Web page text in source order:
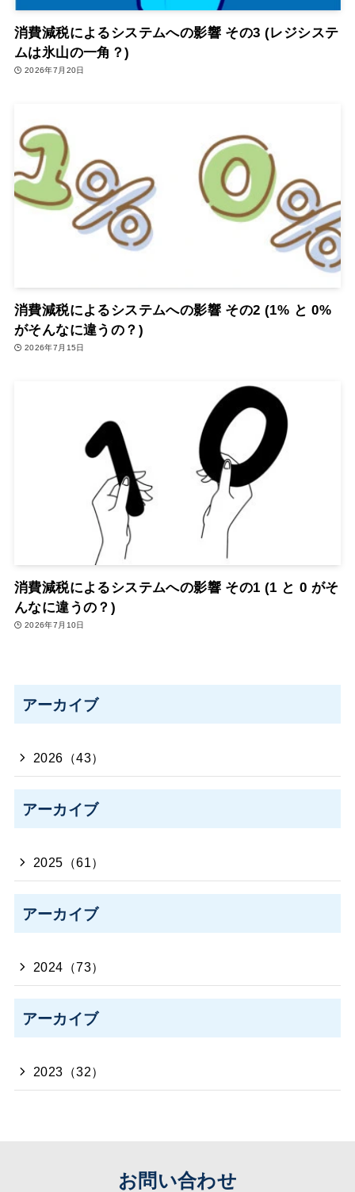
消費減税によるシステムへの影響 その3 (レジシステ
ムは氷山の一角？)
2026年7月20日
消費減税によるシステムへの影響 その2 (1% と 0%
がそんなに違うの？)
2026年7月15日
消費減税によるシステムへの影響 その1 (1 と 0 がそ
んなに違うの？)
2026年7月10日
アーカイブ
2026（43）
アーカイブ
2025（61）
アーカイブ
2024（73）
アーカイブ
2023（32）
お問い合わせ